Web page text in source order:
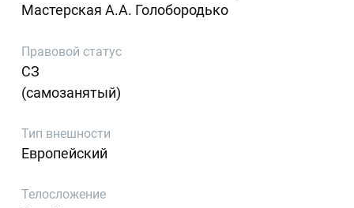
Мастерская А.А. Голобородько
Правовой статус
СЗ
(самозанятый)
Тип внешности
Европейский
Телосложение